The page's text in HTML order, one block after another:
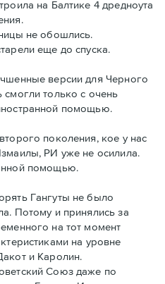
на Балтике 4 дредноута
не обошлись.
еще до спуска.
версии для Черного
смогли только с очень
помощью.
поколения, кое у нас
РИ уже не осилила.
помощью.
Гангуты не было
Потому и принялись за
на тот момент
на уровне
и Каролин.
Союз даже по